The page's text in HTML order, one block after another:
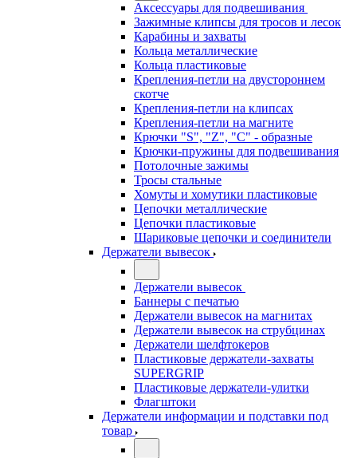
Аксессуары для подвешивания
Зажимные клипсы для тросов и лесок
Карабины и захваты
Кольца металлические
Кольца пластиковые
Крепления-петли на двустороннем
скотче
Крепления-петли на клипсах
Крепления-петли на магните
Крючки "S", "Z", "C" - образные
Крючки-пружины для подвешивания
Потолочные зажимы
Тросы стальные
Хомуты и хомутики пластиковые
Цепочки металлические
Цепочки пластиковые
Шариковые цепочки и соединители
Держатели вывесок
Держатели вывесок
Баннеры с печатью
Держатели вывесок на магнитах
Держатели вывесок на струбцинах
Держатели шелфтокеров
Пластиковые держатели-захваты
SUPERGRIP
Пластиковые держатели-улитки
Флагштоки
Держатели информации и подставки под
товар